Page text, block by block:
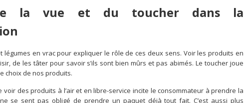
la vue et du toucher dans la
légumes en vrac pour expliquer le rôle de ces deux sens. Voir les produits en
de les tâter pour savoir s’ils sont bien mûrs et pas abimés. Le toucher joue
choix de nos produits.
voir des produits à l’air et en libre-service incite le consommateur à prendre la
se sent pas obligé de prendre un paquet déjà tout fait. C’est aussi plus